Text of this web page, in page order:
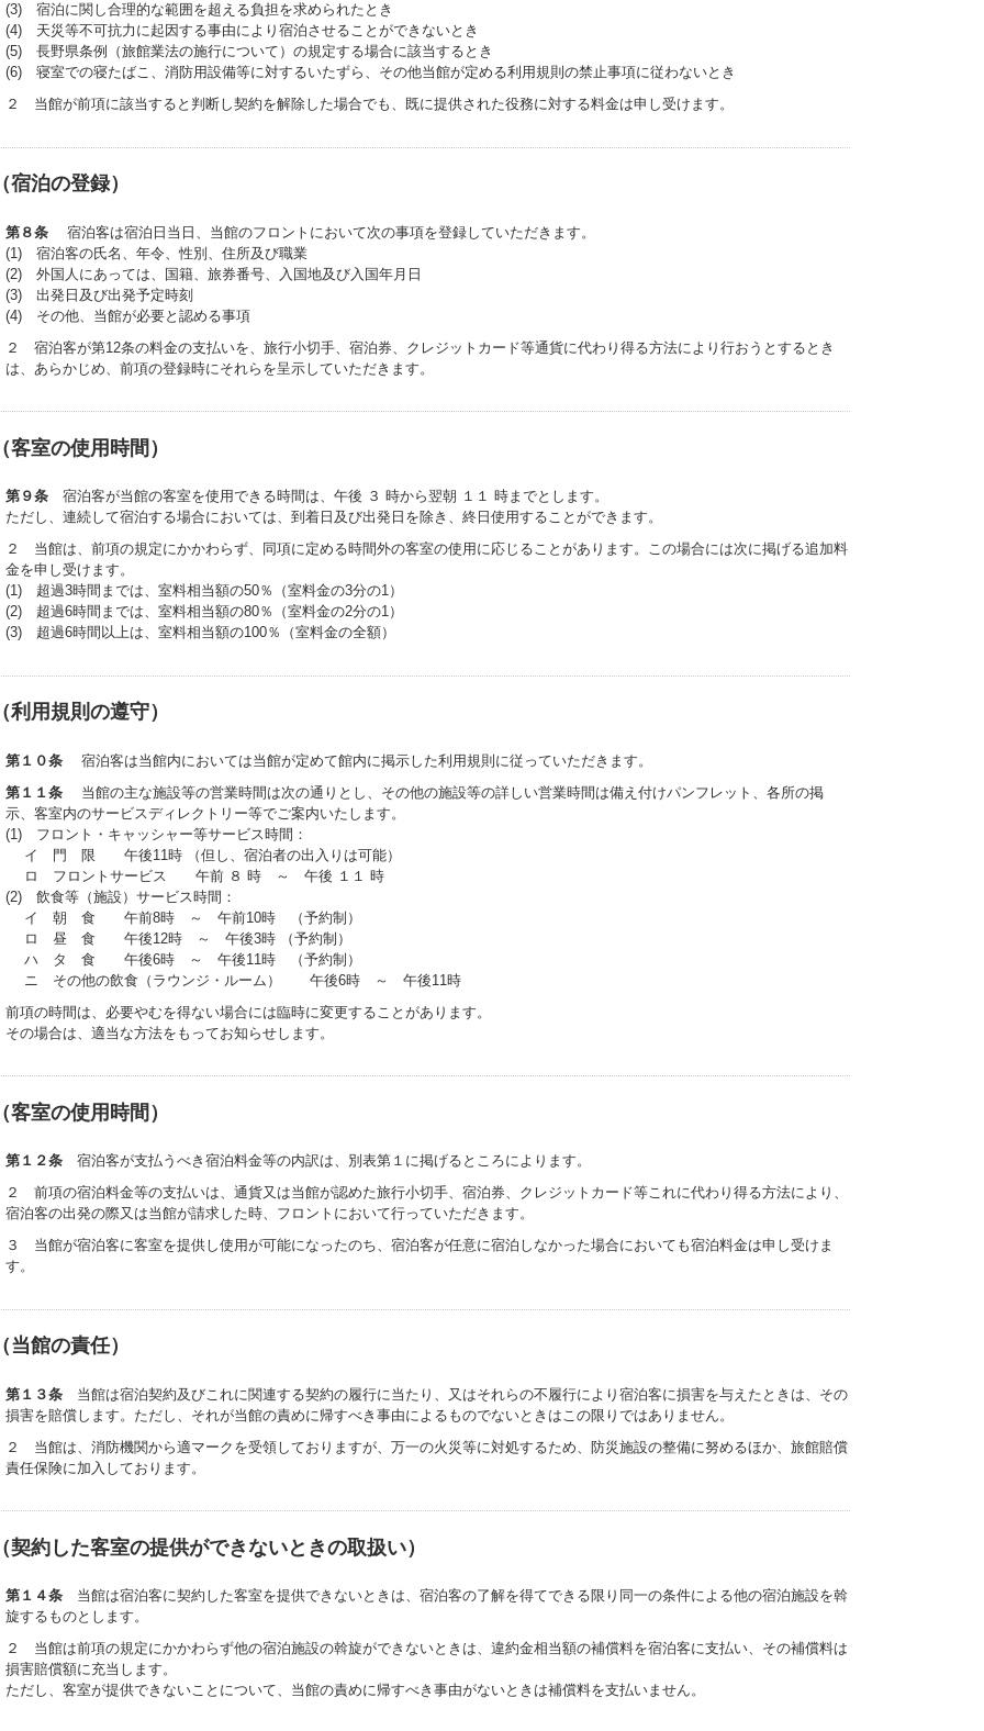
(3) 宿泊に関し合理的な範囲を超える負担を求められたとき
(4) 天災等不可抗力に起因する事由により宿泊させることができないとき
(5) 長野県条例（旅館業法の施行について）の規定する場合に該当するとき
(6) 寝室での寝たばこ、消防用設備等に対するいたずら、その他当館が定める利用規則の禁止事項に従わないとき
２ 当館が前項に該当すると判断し契約を解除した場合でも、既に提供された役務に対する料金は申し受けます。
（宿泊の登録）
第８条宿泊客は宿泊日当日、当館のフロントにおいて次の事項を登録していただきます。
(1) 宿泊客の氏名、年令、性別、住所及び職業
(2) 外国人にあっては、国籍、旅券番号、入国地及び入国年月日
(3) 出発日及び出発予定時刻
(4) その他、当館が必要と認める事項
２ 宿泊客が第12条の料金の支払いを、旅行小切手、宿泊券、クレジットカード等通貨に代わり得る方法により行おうとするとき
は、あらかじめ、前項の登録時にそれらを呈示していただきます。
（客室の使用時間）
第９条宿泊客が当館の客室を使用できる時間は、午後 ３ 時から翌朝 １１ 時までとします。
ただし、連続して宿泊する場合においては、到着日及び出発日を除き、終日使用することができます。
２ 当館は、前項の規定にかかわらず、同項に定める時間外の客室の使用に応じることがあります。この場合には次に掲げる追加料
金を申し受けます。
(1) 超過3時間までは、室料相当額の50％（室料金の3分の1）
(2) 超過6時間までは、室料相当額の80％（室料金の2分の1）
(3) 超過6時間以上は、室料相当額の100％（室料金の全額）
（利用規則の遵守）
第１０条宿泊客は当館内においては当館が定めて館内に掲示した利用規則に従っていただきます。
第１１条当館の主な施設等の営業時間は次の通りとし、その他の施設等の詳しい営業時間は備え付けパンフレット、各所の掲
示、客室内のサービスディレクトリー等でご案内いたします。
(1) フロント・キャッシャー等サービス時間：
イ 門 限 午後11時 （但し、宿泊者の出入りは可能）
ロ フロントサービス 午前 ８ 時 ～ 午後 １１ 時
(2) 飲食等（施設）サービス時間：
イ 朝 食 午前8時 ～ 午前10時 （予約制）
ロ 昼 食 午後12時 ～ 午後3時 （予約制）
ハ タ 食 午後6時 ～ 午後11時 （予約制）
ニ その他の飲食（ラウンジ・ルーム） 午後6時 ～ 午後11時
前項の時間は、必要やむを得ない場合には臨時に変更することがあります。
その場合は、適当な方法をもってお知らせします。
（客室の使用時間）
第１２条宿泊客が支払うべき宿泊料金等の内訳は、別表第１に掲げるところによります。
２ 前項の宿泊料金等の支払いは、通貨又は当館が認めた旅行小切手、宿泊券、クレジットカード等これに代わり得る方法により、
宿泊客の出発の際又は当館が請求した時、フロントにおいて行っていただきます。
３ 当館が宿泊客に客室を提供し使用が可能になったのち、宿泊客が任意に宿泊しなかった場合においても宿泊料金は申し受けま
す。
（当館の責任）
第１３条当館は宿泊契約及びこれに関連する契約の履行に当たり、又はそれらの不履行により宿泊客に損害を与えたときは、その
損害を賠償します。ただし、それが当館の責めに帰すべき事由によるものでないときはこの限りではありません。
２ 当館は、消防機関から適マークを受領しておりますが、万一の火災等に対処するため、防災施設の整備に努めるほか、旅館賠償
責任保険に加入しております。
（契約した客室の提供ができないときの取扱い）
第１４条当館は宿泊客に契約した客室を提供できないときは、宿泊客の了解を得てできる限り同一の条件による他の宿泊施設を斡
旋するものとします。
２ 当館は前項の規定にかかわらず他の宿泊施設の斡旋ができないときは、違約金相当額の補償料を宿泊客に支払い、その補償料は
損害賠償額に充当します。
ただし、客室が提供できないことについて、当館の責めに帰すべき事由がないときは補償料を支払いません。